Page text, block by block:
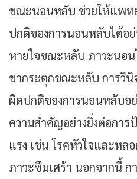
ขณะนอนหลับ ช่วยให้แพท
ปกติของการนอนหลับได้อ
หายใจขณะหลับ ภาวะนอ
ขากระตุกขณะหลับ การวินิ
ผิดปกติของการนอนหลับอ
ความสำคัญอย่างยิ่งต่อกา
แรง เช่น โรคหัวใจและหล
ภาวะซึมเศร้า นอกจากนี้